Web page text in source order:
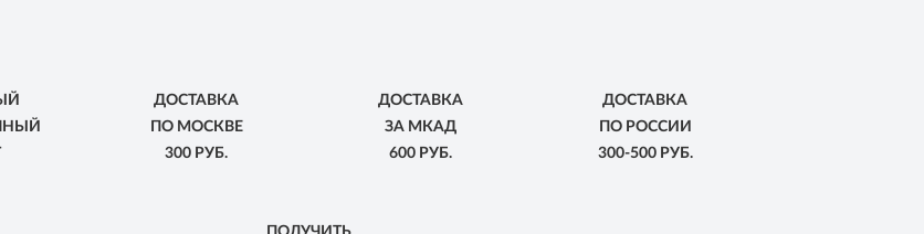
ДОСТАВКА
ПО МОСКВЕ
300 РУБ.
ДОСТАВКА
ЗА МКАД
600 РУБ.
ДОСТАВКА
ПО РОССИИ
300-500 РУБ.